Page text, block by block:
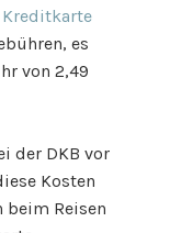
Kreditkarte
es
von 2,49
der DKB vor
Kosten
beim Reisen